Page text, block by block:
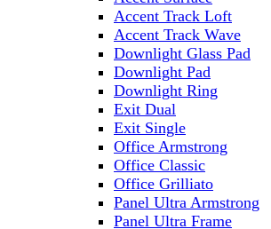
Accent Track Loft
Accent Track Wave
Downlight Glass Pad
Downlight Pad
Downlight Ring
Exit Dual
Exit Single
Office Armstrong
Office Classic
Office Grilliato
Panel Ultra Armstrong
Panel Ultra Frame